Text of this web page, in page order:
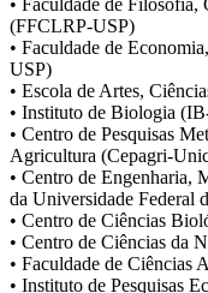
(FFCLRP-USP)
• Faculdade de
USP)
• Escola de Artes,
• Instituto de Biologia
• Centro de Pesquisas
Agricultura (Cepagri-
• Centro de Engenharia,
da Universidade
• Centro de Ciências
• Centro de Ciências da
• Faculdade de Ciências
• Instituto de Pesquisas